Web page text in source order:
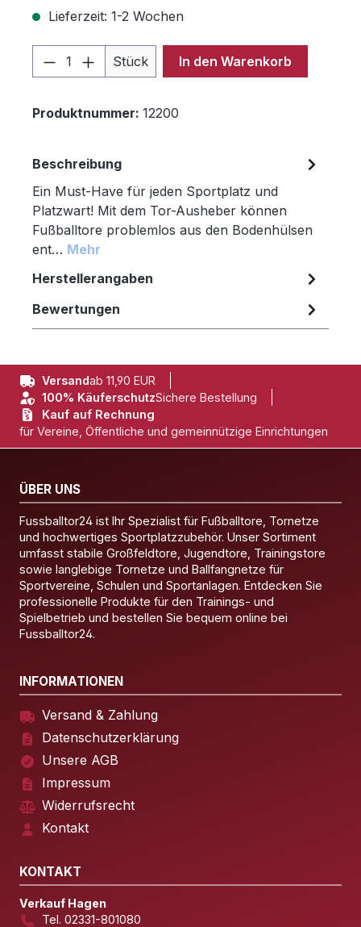
Lieferzeit: 1-2 Wochen
Produkt Anzahl: Gib den
Stück In den Warenkorb
Produktnummer: 12200
Beschreibung
Ein Must-Have für jeden Sportplatz und
Platzwart! Mit dem Tor-Ausheber können
Fußballtore problemlos aus den Bodenhülsen
ent… Mehr
Herstellerangaben
Bewertungen
Versandab 11,90 EUR
100% KäuferschutzSichere Bestellung
Kauf auf Rechnung
für Vereine, Öffentliche und gemeinnützige Einrichtungen
ÜBER UNS
Fussballtor24 ist Ihr Spezialist für Fußballtore, Tornetze
und hochwertiges Sportplatzzubehör. Unser Sortiment
umfasst stabile Großfeldtore, Jugendtore, Trainingstore
sowie langlebige Tornetze und Ballfangnetze für
Sportvereine, Schulen und Sportanlagen. Entdecken Sie
professionelle Produkte für den Trainings- und
Spielbetrieb und bestellen Sie bequem online bei
Fussballtor24.
INFORMATIONEN
Versand & Zahlung
Datenschutzerklärung
Unsere AGB
Impressum
Widerrufsrecht
Kontakt
KONTAKT
Verkauf Hagen
Tel. 02331-801080